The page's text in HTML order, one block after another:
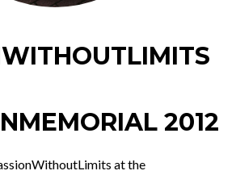
2012
at the